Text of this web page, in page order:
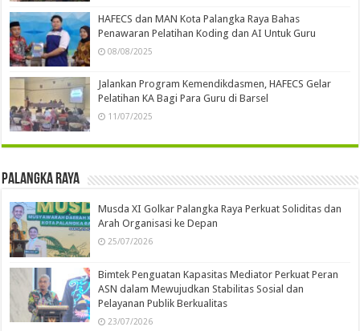
HAFECS dan MAN Kota Palangka Raya Bahas
Penawaran Pelatihan Koding dan AI Untuk Guru
08/08/2025
Jalankan Program Kemendikdasmen, HAFECS Gelar
Pelatihan KA Bagi Para Guru di Barsel
11/07/2025
Palangka Raya
Musda XI Golkar Palangka Raya Perkuat Soliditas dan
Arah Organisasi ke Depan
25/07/2026
Bimtek Penguatan Kapasitas Mediator Perkuat Peran
ASN dalam Mewujudkan Stabilitas Sosial dan
Pelayanan Publik Berkualitas
23/07/2026